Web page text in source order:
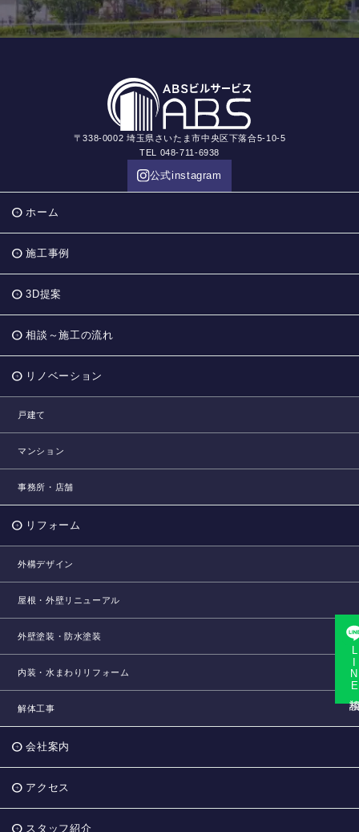
〒338-0002 埼玉県さいたま市中央区下落合5-10-5
TEL 048-711-6938
公式instagram
ホーム
施工事例
3D提案
相談～施工の流れ
リノベーション
戸建て
マンション
事務所・店舗
リフォーム
外構デザイン
屋根・外壁リニューアル
外壁塗装・防水塗装
内装・水まわりリフォーム
解体工事
会社案内
アクセス
スタッフ紹介